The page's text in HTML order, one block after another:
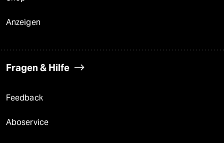
Anzeigen
Fragen & Hilfe
Feedback
Aboservice